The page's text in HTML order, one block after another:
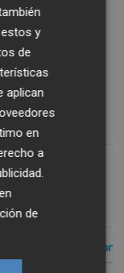
golpe al
cultura",
de las
y
de
aplican
en
a
.
de